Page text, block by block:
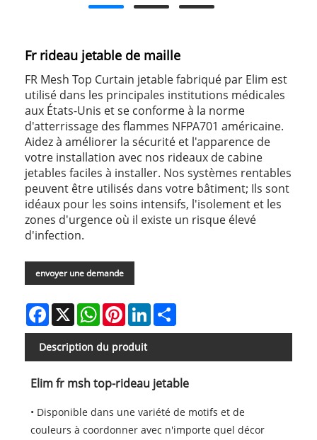
Fr rideau jetable de maille
FR Mesh Top Curtain jetable fabriqué par Elim est
utilisé dans les principales institutions médicales
aux États-Unis et se conforme à la norme
d'atterrissage des flammes NFPA701 américaine.
Aidez à améliorer la sécurité et l'apparence de
votre installation avec nos rideaux de cabine
jetables faciles à installer. Nos systèmes rentables
peuvent être utilisés dans votre bâtiment; Ils sont
idéaux pour les soins intensifs, l'isolement et les
zones d'urgence où il existe un risque élevé
d'infection.
envoyer une demande
Facebook
X WhatsAppPinterestLinkedIn
Description du produit
Elim fr msh top-rideau jetable
• Disponible dans une variété de motifs et de
couleurs à coordonner avec n'importe quel décor